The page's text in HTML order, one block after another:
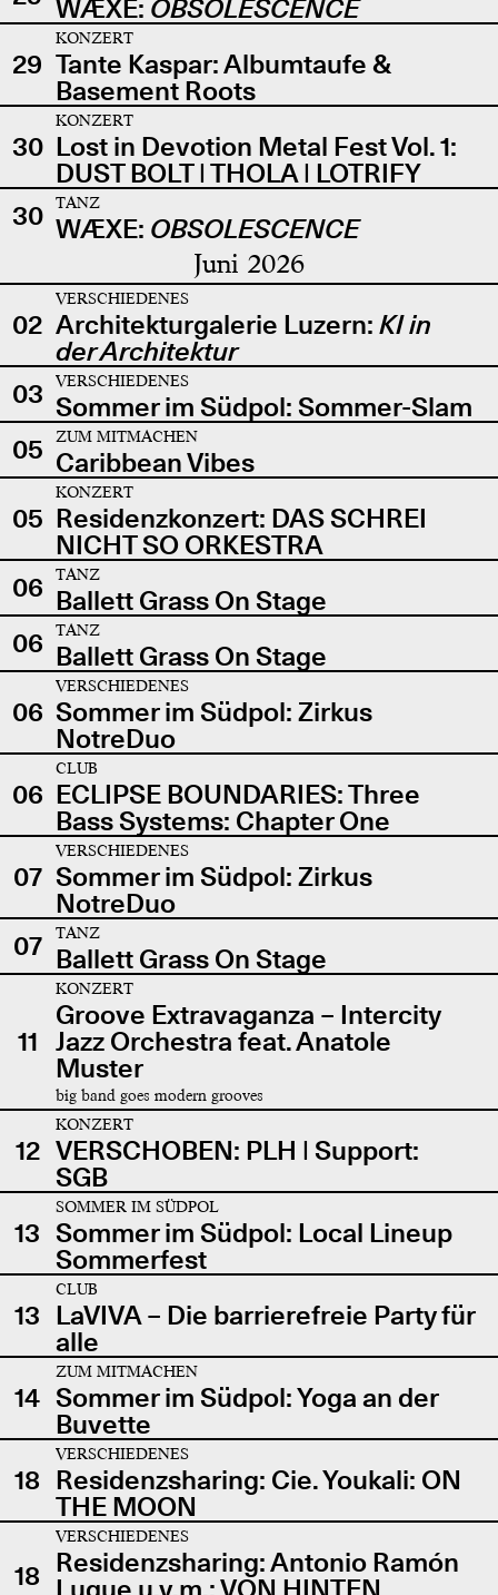
WÆXE: OBSOLESCENCE
29
KONZERT
Tante Kaspar: Albumtaufe &
Basement Roots
30
KONZERT
Lost in Devotion Metal Fest Vol. 1:
DUST BOLT | THOLA | LOTRIFY
30
TANZ
WÆXE: OBSOLESCENCE
Juni 2026
02
VERSCHIEDENES
Architekturgalerie Luzern: KI in
der Architektur
03
VERSCHIEDENES
Sommer im Südpol: Sommer-Slam
05
ZUM MITMACHEN
Caribbean Vibes
05
KONZERT
Residenzkonzert: DAS SCHREI
NICHT SO ORKESTRA
06
TANZ
Ballett Grass On Stage
06
TANZ
Ballett Grass On Stage
06
VERSCHIEDENES
Sommer im Südpol: Zirkus
NotreDuo
06
CLUB
ECLIPSE BOUNDARIES: Three
Bass Systems: Chapter One
07
VERSCHIEDENES
Sommer im Südpol: Zirkus
NotreDuo
07
TANZ
Ballett Grass On Stage
11
KONZERT
Groove Extravaganza – Intercity
Jazz Orchestra feat. Anatole
Muster
big band goes modern grooves
12
KONZERT
VERSCHOBEN: PLH | Support:
SGB
13
SOMMER IM SÜDPOL
Sommer im Südpol: Local Lineup
Sommerfest
13
CLUB
LaVIVA – Die barrierefreie Party für
alle
14
ZUM MITMACHEN
Sommer im Südpol: Yoga an der
Buvette
18
VERSCHIEDENES
Residenzsharing: Cie. Youkali: ON
THE MOON
18
VERSCHIEDENES
Residenzsharing: Antonio Ramón